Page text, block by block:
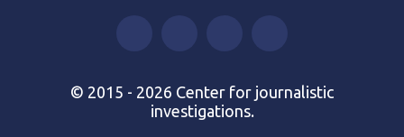
© 2015 - 2026 Center for journalistic
investigations.